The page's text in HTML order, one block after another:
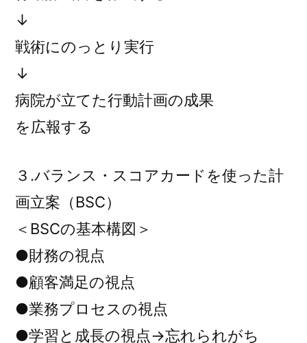
↓
戦術にのっとり実行
↓
病院が立てた行動計画の成果
を広報する
３.バランス・スコアカードを使った計
画立案（BSC）
＜BSCの基本構図＞
●財務の視点
●顧客満足の視点
●業務プロセスの視点
●学習と成長の視点→忘れられがち